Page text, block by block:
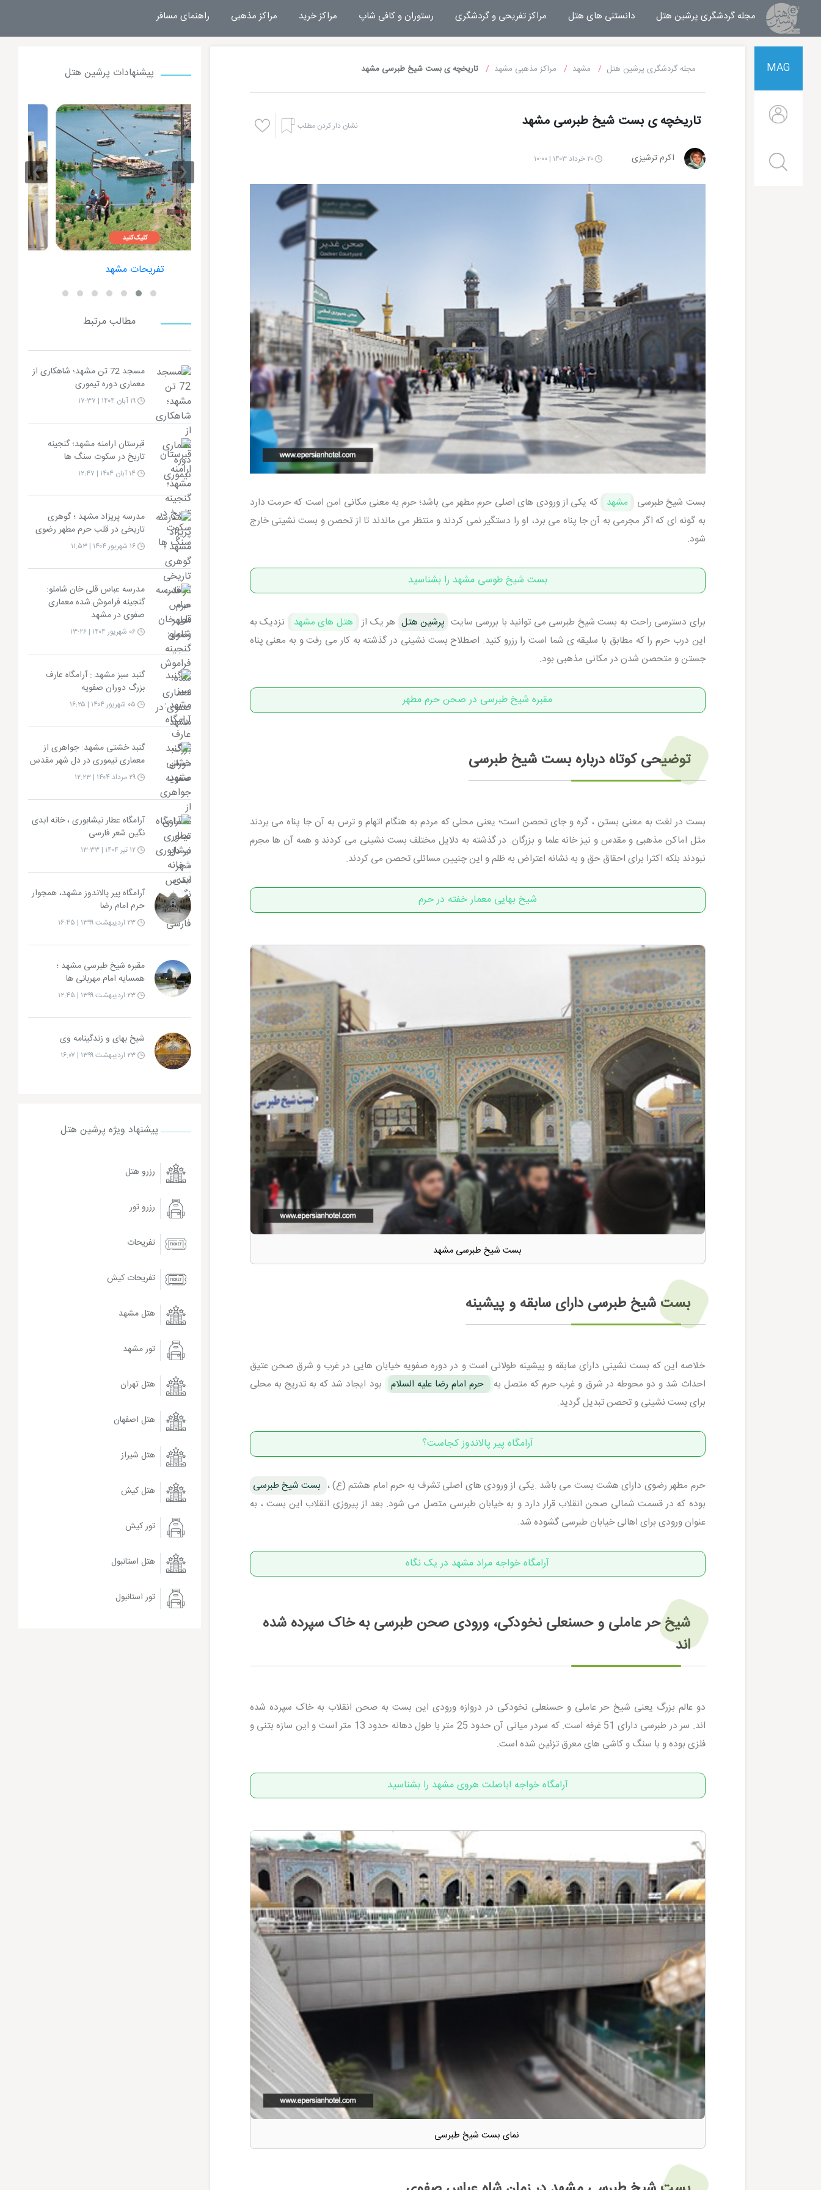
مجله گردشگری پرشین هتل مجله خبری پرشین هتل
دانستنی های هتل مراکز تفریحی و گردشگری رستوران و کافی شاپ مراکز خرید مراکز مذهبی راهنمای مسافر
MAG مجله گردشگری پرشین هتل مشهد مراکز مذهبی مشهد تاریخچه ی بست شیخ طبرسی مشهد
تاریخچه ی بست شیخ طبرسی مشهد نشان دار کردن مطلب
اکرم ترشیزی ۲۰ خرداد ۱۴۰۳ | ۱۰:۰۰
بست شیخ طبرسی مشهد که یکی از ورودی های اصلی حرم مطهر می باشد؛ حرم به معنی مکانی امن است که حرمت دارد
به گونه ای که اگر مجرمی به آن جا پناه می برد، او را دستگیر نمی کردند و منتظر می ماندند تا از تحصن و بست نشینی خارج
شود.
بست شیخ طوسی مشهد را بشناسید
برای دسترسی راحت به بست شیخ طبرسی می توانید با بررسی سایت پرشین هتل هر یک از هتل های مشهد
نزدیک به
این درب حرم را که مطابق با سلیقه ی شما است را رزرو کنید. اصطلاح بست نشینی در گذشته به کار می رفت و به معنی پناه
جستن و متحصن شدن در مکانی مذهبی بود.
مقبره شیخ طبرسی در صحن حرم مطهر
توضیحی کوتاه درباره بست شیخ طبرسی
بست در لغت به معنی بستن ، گره و جای تحصن است؛ یعنی محلی که مردم به هنگام اتهام و ترس به آن جا پناه می بردند
مثل اماکن مذهبی و مقدس و نیز خانه علما و بزرگان. در گذشته به دلایل مختلف بست نشینی می کردند و همه آن ها مجرم
نبودند بلکه اکثرا برای احقاق حق و به نشانه اعتراض به ظلم و این چنیین مسائلی تحصن می کردند.
شیخ بهایی معمار خفته در حرم
بست شیخ طبرسی مشهد
بست شیخ طبرسی دارای سابقه و پیشینه
خلاصه این که بست نشینی دارای سابقه و پیشینه طولانی است و در دوره صفویه خیابان هایی در غرب و شرق صحن عتیق
احداث شد و دو محوطه در شرق و غرب حرم که متصل به
حرم امام رضا علیه السلام
بود ایجاد شد که به تدریج به محلی
برای بست نشینی و تحصن تبدیل گردید.
آرامگاه پیر پالاندوز کجاست؟
حرم مطهر رضوی دارای هشت بست می باشد .یکی از ورودی های اصلی تشرف به حرم امام هشتم (ع) ، بست شیخ طبرسی
بوده که در قسمت شمالی صحن انقلاب قرار دارد و به خیابان طبرسی متصل می شود. بعد از پیروزی انقلاب این بست ، به
عنوان ورودی برای اهالی خیابان طبرسی گشوده شد.
آرامگاه خواجه مراد مشهد در یک نگاه
شیخ حر عاملی و حسنعلی نخودکی، ورودی صحن طبرسی به خاک سپرده شده
اند
دو عالم بزرگ یعنی شیخ حر عاملی و حسنعلی نخودکی در دروازه ورودی این بست به صحن انقلاب به خاک سپرده شده
اند. سر در طبرسی دارای 51 غرفه است. که سردر میانی آن حدود 25 متر با طول دهانه حدود 13 متر است و این سازه بتنی و
فلزی بوده و با سنگ و کاشی های معرق تزئین شده است.
آرامگاه خواجه اباصلت هروی مشهد را بشناسید
نمای بست شیخ طبرسی
پیشنهادات پرشین هتل
هتل الماس 2 مشهد هتل بشری مشهد هتل های مشهد
‹
›
مطالب مرتبط
مسجد 72 تن مشهد؛ شاهکاری از
معماری دوره تیموری
۱۹ آبان ۱۴۰۴ | ۱۷:۳۷
قبرستان ارامنه مشهد؛ گنجینه
تاریخ در سکوت سنگ ها
مدرسه پریزاد مشهد ؛ گوهری
تاریخی در قلب حرم مطهر رضوی
۱۶ شهریور ۱۴۰۴ | ۱۱:۵۳
مدرسه عباس قلی خان شاملو:
گنجینه فراموش شده معماری
صفوی در مشهد
۰۶ شهریور ۱۴۰۴ | ۱۳:۲۶
گنبد سبز مشهد : آرامگاه عارف
بزرگ دوران صفویه
گنبد خشتی مشهد: جواهری از
معماری تیموری در دل شهر مقدس
۲۹ مرداد ۱۴۰۴ | ۱۲:۲۳
آرامگاه عطار نیشابوری ، خانه ابدی
نگین شعر فارسی
۱۲ تیر ۱۴۰۴ | ۱۳:۳۳
آرامگاه پیر پالاندوز مشهد، همجوار
حرم امام رضا
۲۳ اردیبهشت ۱۳۹۹ | ۱۶:۴۵
مقبره شیخ طبرسی مشهد ؛
همسایه امام مهربانی ها
۲۳ اردیبهشت ۱۳۹۹ | ۱۲:۴۵
شیخ بهای و زندگینامه وی
۲۳ اردیبهشت ۱۳۹۹ | ۱۶:۰۷
پیشنهاد ویژه پرشین هتل
رزرو هتل
رزرو تور
تفریحات
تفریحات کیش
هتل مشهد
تور مشهد
هتل تهران
هتل اصفهان
هتل شیراز
هتل کیش
تور کیش
هتل استانبول
تور استانبول